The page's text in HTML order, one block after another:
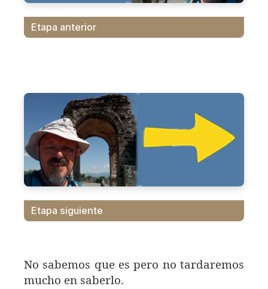
Etapa anterior
Etapa siguiente
No sabemos que es pero no tardaremos
mucho en saberlo.